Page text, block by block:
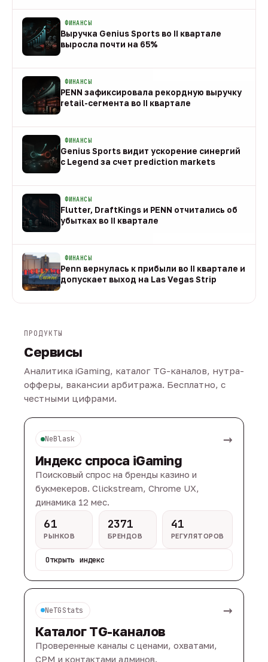
ФИНАНСЫ
Выручка Genius Sports во II квартале
выросла почти на 65%
ФИНАНСЫ
PENN зафиксировала рекордную выручку
retail-сегмента во II квартале
ФИНАНСЫ
Genius Sports видит ускорение синергий
с Legend за счет prediction markets
ФИНАНСЫ
Flutter, DraftKings и PENN отчитались об
убытках во II квартале
ФИНАНСЫ
Penn вернулась к прибыли во II квартале и
допускает выход на Las Vegas Strip
ПРОДУКТЫ
Сервисы
Аналитика iGaming, каталог TG-каналов, нутра-
офферы, вакансии арбитража. Бесплатно, с
честными цифрами.
NeBlask →
Индекс спроса iGaming
Поисковый спрос на бренды казино и
букмекеров. Clickstream, Chrome UX,
динамика 12 мес.
61
РЫНКОВ
2371
БРЕНДОВ
41
РЕГУЛЯТОРОВ
Открыть индекс
NeTGStats →
Каталог TG-каналов
Проверенные каналы с ценами, охватами,
CPM и контактами админов.